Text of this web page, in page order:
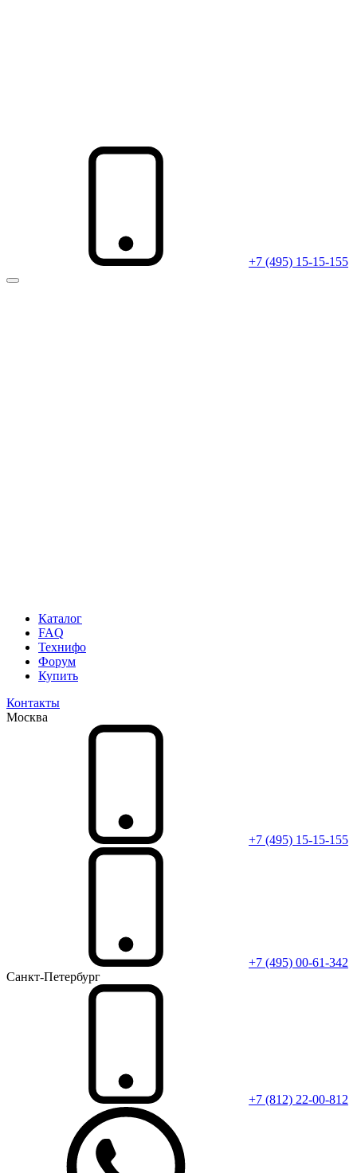
+7 (495) 15-15-155
Каталог
FAQ
Технифо
Форум
Купить
Контакты
Москва
+7 (495) 15-15-155
+7 (495) 00-61-342
Санкт-Петербург
+7 (812) 22-00-812